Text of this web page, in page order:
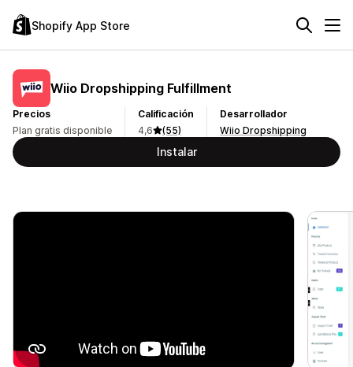
Shopify App Store
Wiio Dropshipping Fulfillment
Precios
Plan gratis disponible
Calificación
4,6
(55)
Desarrollador
Wiio Dropshipping
Instalar